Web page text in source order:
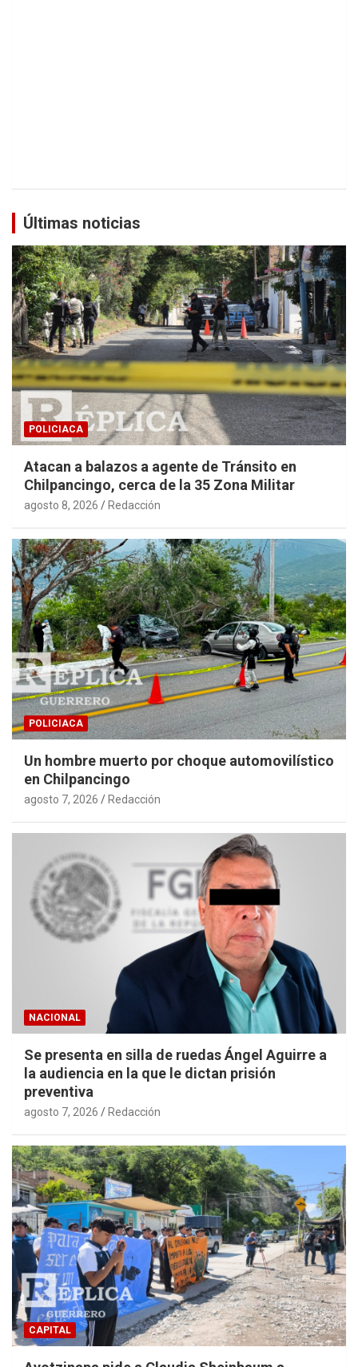
Últimas noticias
POLICIACA
Atacan a balazos a agente de Tránsito en
Chilpancingo, cerca de la 35 Zona Militar
agosto 8, 2026 Redacción
POLICIACA
Un hombre muerto por choque automovilístico
en Chilpancingo
agosto 7, 2026 Redacción
NACIONAL
Se presenta en silla de ruedas Ángel Aguirre a
la audiencia en la que le dictan prisión
preventiva
agosto 7, 2026 Redacción
CAPITAL